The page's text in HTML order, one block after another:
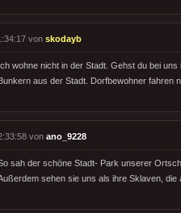
von skodayb
wohne nicht in der Stadt. Gehst du bei
aus der Stadt. Dorfbewohner fahren
von ano_9228
sah der schöne Stadt- Park unserer
sehen sie uns als ihre Sklaven, die